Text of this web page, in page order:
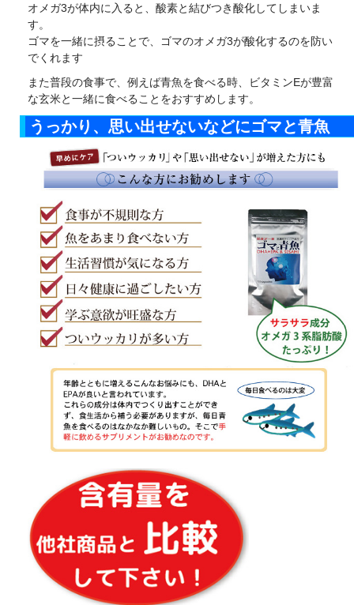
オメガ3が体内に入ると、酸素と結びつき酸化してしまいま
す。
ゴマを一緒に摂ることで、ゴマのオメガ3が酸化するのを防い
でくれます
また普段の食事で、例えば青魚を食べる時、ビタミンEが豊富
な玄米と一緒に食べることをおすすめします。
うっかり、思い出せないなどにゴマと青魚